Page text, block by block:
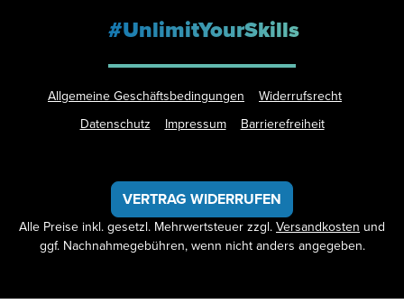
#UnlimitYourSkills
Allgemeine Geschäftsbedingungen
Widerrufsrecht
Datenschutz
Impressum Barrierefreiheit
VERTRAG WIDERRUFEN
Alle Preise inkl. gesetzl. Mehrwertsteuer zzgl. Versandkosten und
ggf. Nachnahmegebühren, wenn nicht anders angegeben.